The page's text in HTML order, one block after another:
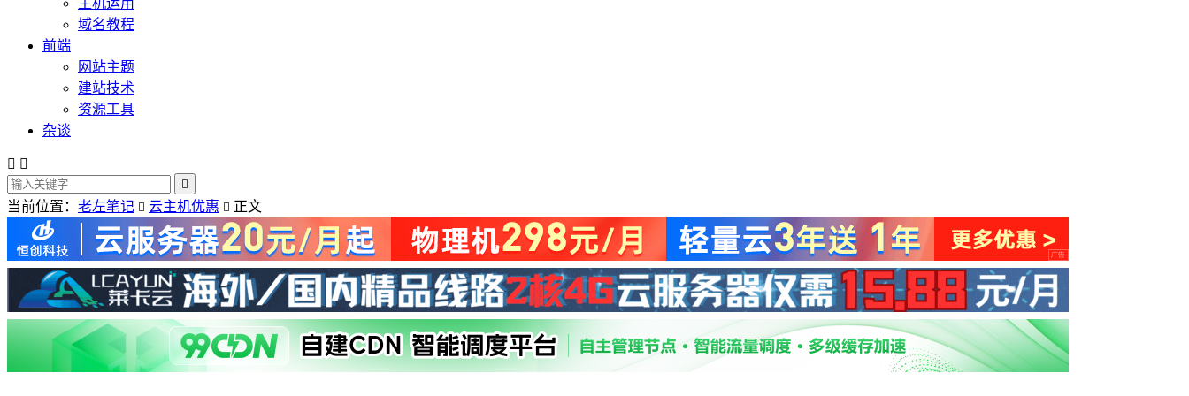
主机运用
域名教程
前端
网站主题
建站技术
资源工具
杂谈
 

当前位置： 老左笔记  云主机优惠  正文